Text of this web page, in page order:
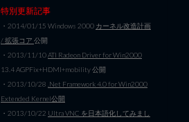
特別更新記事
・2014/01/15 Windows 2000 カーネル改造計画
/ 拡張コア 公開
・2013/11/10ATI Radeon Driver for Win2000
13.4 AGPFix+HDMI+mobility 公開
・2013/10/28 .Net Framework 4.0 for Win2000
Extended Kernel公開
・2013/10/22 Ultra VNC を日本語化してみまし